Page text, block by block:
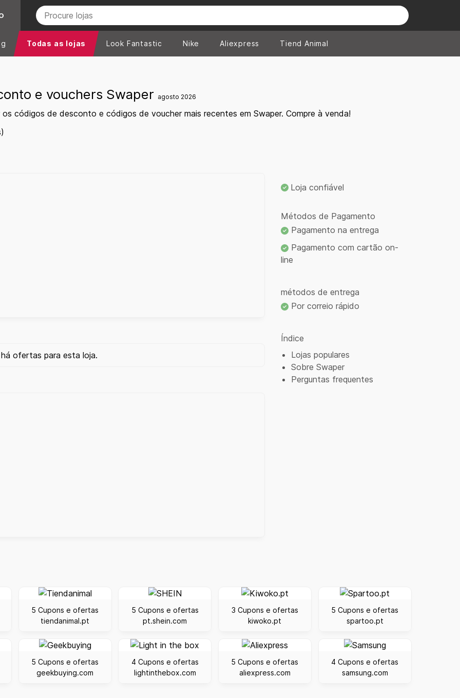
Todas as lojas Look Fantastic Nike Aliexpress Tiend Animal
e vouchers Swaper agosto 2026
códigos de desconto e códigos de voucher mais recentes em Swaper. Compre à venda!
ofertas para esta loja.
Loja confiável
Métodos de Pagamento
Pagamento na entrega
Pagamento com cartão on-
line
métodos de entrega
Por correio rápido
Índice
Lojas populares
Sobre Swaper
Perguntas frequentes
5 Cupons e ofertas
tiendanimal.pt
5 Cupons e ofertas
pt.shein.com
3 Cupons e ofertas
kiwoko.pt
5 Cupons e ofertas
spartoo.pt
5 Cupons e ofertas
geekbuying.com
4 Cupons e ofertas
lightinthebox.com
5 Cupons e ofertas
aliexpress.com
4 Cupons e ofertas
samsung.com